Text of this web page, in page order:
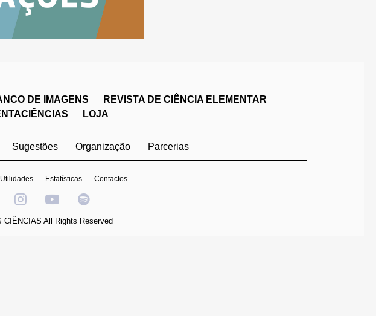
DE IMAGENS
REVISTA DE CIÊNCIA ELEMENTAR
LOJA
Sugestões Organização Parcerias
Utilidades Estatísticas Contactos
CIÊNCIAS All Rights Reserved